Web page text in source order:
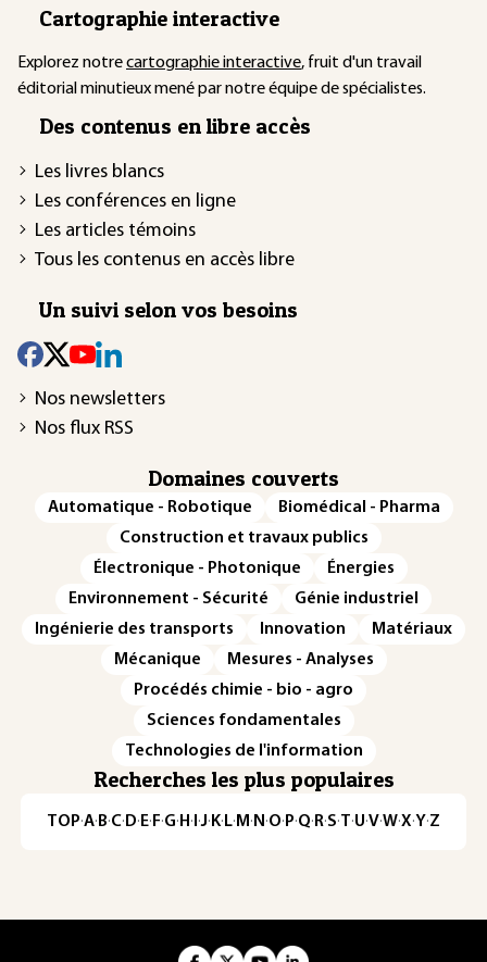
Cartographie interactive
Explorez notrecartographie interactive, fruit d'un travail
éditorial minutieux mené par notre équipe de spécialistes.
Des contenus en libre accès
Les livres blancs
Les conférences en ligne
Les articles témoins
Tous les contenus en accès libre
Un suivi selon vos besoins
Nos newsletters
Nos flux RSS
Domaines couverts
Automatique - Robotique
Biomédical - Pharma
Construction et travaux publics
Électronique - Photonique
Énergies
Environnement - Sécurité
Génie industriel
Ingénierie des transports
Innovation
Matériaux
Mécanique
Mesures - Analyses
Procédés chimie - bio - agro
Sciences fondamentales
Technologies de l'information
Recherches les plus populaires
TOP·A·B·C· D· E· F·G· H · ·J· K· L· M · N ·O· P·Q· R·S·T·U·V·W·X·Y·Z